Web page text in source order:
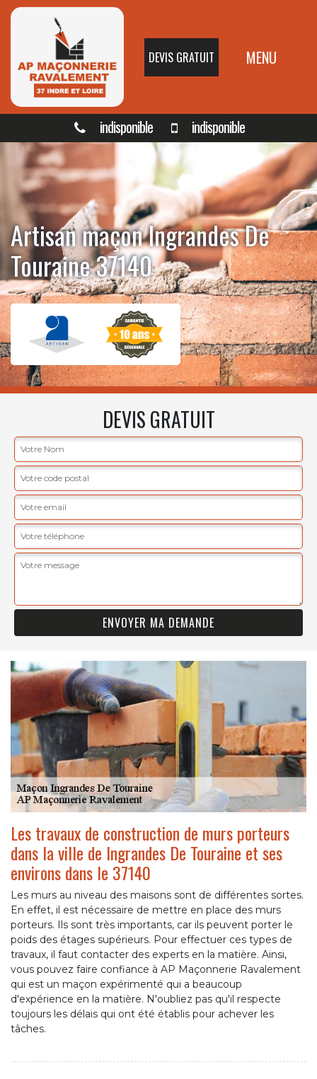
DEVIS GRATUIT MENU
indisponible indisponible
Artisan maçon Ingrandes De
Touraine 37140
DEVIS GRATUIT
Les travaux de construction de murs porteurs
dans la ville de Ingrandes De Touraine et ses
environs dans le 37140
Les murs au niveau des maisons sont de différentes sortes.
En effet, il est nécessaire de mettre en place des murs
porteurs. Ils sont très importants, car ils peuvent porter le
poids des étages supérieurs. Pour effectuer ces types de
travaux, il faut contacter des experts en la matière. Ainsi,
vous pouvez faire confiance à AP Maçonnerie Ravalement
qui est un maçon expérimenté qui a beaucoup
d'expérience en la matière. N'oubliez pas qu'il respecte
toujours les délais qui ont été établis pour achever les
tâches.